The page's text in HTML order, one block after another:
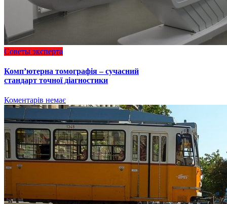
Советы эксперта
Комп’ютерна томографія – сучасний
стандарт точної діагностики
Коментарів немає